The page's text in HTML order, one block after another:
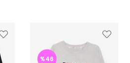
%46